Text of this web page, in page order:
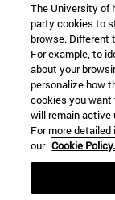
The University of
party cookies to
browse. Different
For example, to
about your
personalize how
cookies you want
will remain active
For more
our Cookie Policy.